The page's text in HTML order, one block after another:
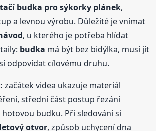
budka pro sýkorky plánek,
a levnou výrobu. Důležité je vnímat
, u kterého je potřeba hlídat
budka má být bez bidýlka, musí jít
odpovídat cílovému druhu.
začátek videa ukazuje materiál
střední část postup řezání
hotovou budku. Při sledování si
otvor, způsob uchycení dna